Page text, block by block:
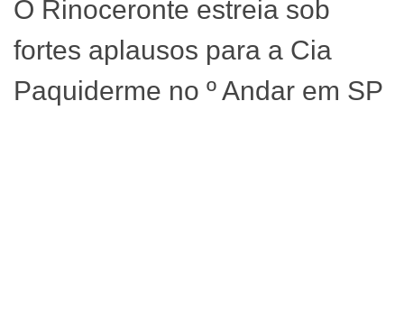
O Rinoceronte estreia sob
fortes aplausos para a Cia
Paquiderme no º Andar em SP